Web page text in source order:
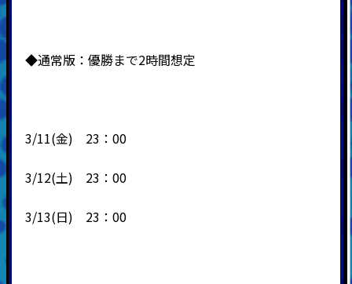
◆通常版：優勝まで2時間想定
3/11(金) 23：00
3/12(土) 23：00
3/13(日) 23：00